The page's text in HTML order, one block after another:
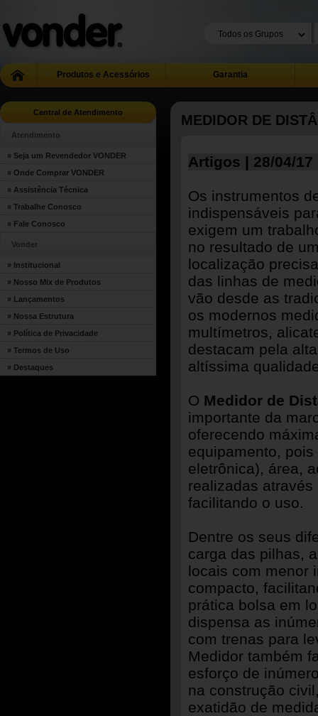
Produtos e Acessórios Garantia
Central de Atendimento
Atendimento
» Seja um Revendedor VONDER
» Onde Comprar VONDER
» Assistência Técnica
» Trabalhe Conosco
» Fale Conosco
Vonder
» Institucional
» Nosso Mix de Produtos
» Lançamentos
» Nossa Estrutura
» Política de Privacidade
» Termos de Uso
» Destaques
MEDIDOR DE
Artigos | 28/04/17
Os instrumentos
indispensáveis
exigem um
no resultado de
localização
das linhas de
vão desde as
os modernos
multímetros,
destacam pela
altíssima
O Medidor de
importante da
oferecendo
equipamento,
eletrônica), área,
realizadas
facilitando o uso.
Dentre os seus
carga das pilhas,
locais com menor
compacto,
prática bolsa em
dispensa as
com trenas para
Medidor também
esforço de
na construção
exatidão de